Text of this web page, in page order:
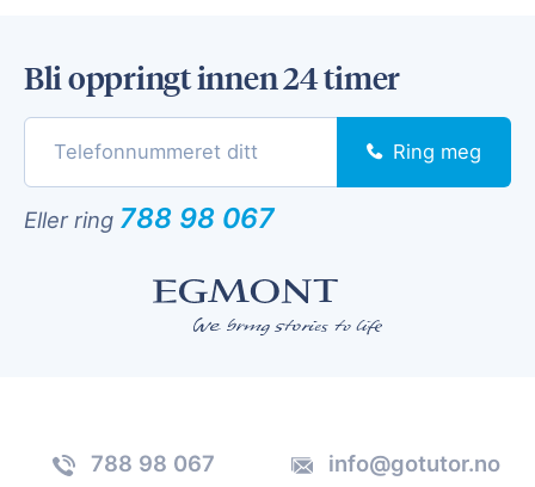
Bli oppringt innen 24 timer
Ring meg
Eller ring 788 98 067
788 98 067 info@gotutor.no